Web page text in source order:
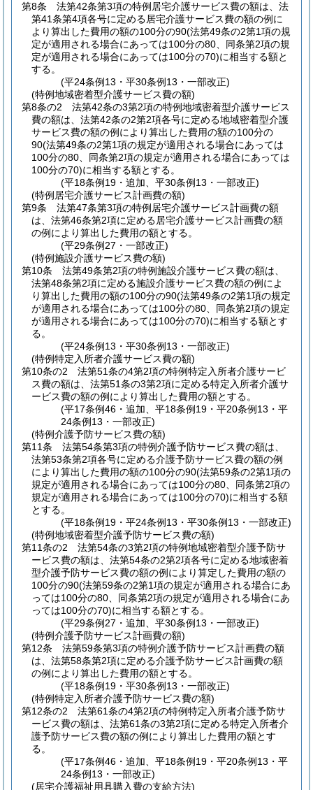
第8条
法第42条第3項の特例居宅介護サービス費の額は、法
第41条第4項各号に定める居宅介護サービス費の額の例に
より算出した費用の額の100分の90(法第49条の2第1項の規
定が適用される場合にあっては100分の80、同条第2項の規
定が適用される場合にあっては100分の70)に相当する額と
する。
(平24条例13・平30条例13・一部改正)
(特例地域密着型介護サービス費の額)
第8条の2
法第42条の3第2項の特例地域密着型介護サービス
費の額は、法第42条の2第2項各号に定める地域密着型介護
サービス費の額の例により算出した費用の額の100分の
90(法第49条の2第1項の規定が適用される場合にあっては
100分の80、同条第2項の規定が適用される場合にあっては
100分の70)に相当する額とする。
(平18条例19・追加、平30条例13・一部改正)
(特例居宅介護サービス計画費の額)
第9条
法第47条第3項の特例居宅介護サービス計画費の額
は、法第46条第2項に定める居宅介護サービス計画費の額
の例により算出した費用の額とする。
(平29条例27・一部改正)
(特例施設介護サービス費の額)
第10条
法第49条第2項の特例施設介護サービス費の額は、
法第48条第2項に定める施設介護サービス費の額の例によ
り算出した費用の額の100分の90(法第49条の2第1項の規定
が適用される場合にあっては100分の80、同条第2項の規定
が適用される場合にあっては100分の70)に相当する額とす
る。
(平24条例13・平30条例13・一部改正)
(特例特定入所者介護サービス費の額)
第10条の2
法第51条の4第2項の特例特定入所者介護サービ
ス費の額は、法第51条の3第2項に定める特定入所者介護サ
ービス費の額の例により算出した費用の額とする。
(平17条例46・追加、平18条例19・平20条例13・平
24条例13・一部改正)
(特例介護予防サービス費の額)
第11条
法第54条第3項の特例介護予防サービス費の額は、
法第53条第2項各号に定める介護予防サービス費の額の例
により算出した費用の額の100分の90(法第59条の2第1項の
規定が適用される場合にあっては100分の80、同条第2項の
規定が適用される場合にあっては100分の70)に相当する額
とする。
(平18条例19・平24条例13・平30条例13・一部改正)
(特例地域密着型介護予防サービス費の額)
第11条の2
法第54条の3第2項の特例地域密着型介護予防サ
ービス費の額は、法第54条の2第2項各号に定める地域密着
型介護予防サービス費の額の例により算定した費用の額の
100分の90(法第59条の2第1項の規定が適用される場合にあ
っては100分の80、同条第2項の規定が適用される場合にあ
っては100分の70)に相当する額とする。
(平29条例27・追加、平30条例13・一部改正)
(特例介護予防サービス計画費の額)
第12条
法第59条第3項の特例介護予防サービス計画費の額
は、法第58条第2項に定める介護予防サービス計画費の額
の例により算出した費用の額とする。
(平18条例19・平30条例13・一部改正)
(特例特定入所者介護予防サービス費の額)
第12条の2
法第61条の4第2項の特例特定入所者介護予防サ
ービス費の額は、法第61条の3第2項に定める特定入所者介
護予防サービス費の額の例により算出した費用の額とす
る。
(平17条例46・追加、平18条例19・平20条例13・平
24条例13・一部改正)
(居宅介護福祉用具購入費の支給方法)